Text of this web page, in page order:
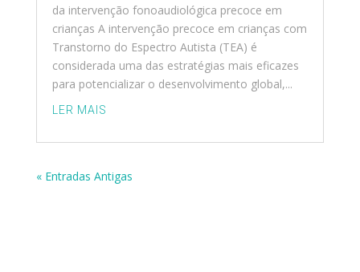
da intervenção fonoaudiológica precoce em
crianças A intervenção precoce em crianças com
Transtorno do Espectro Autista (TEA) é
considerada uma das estratégias mais eficazes
para potencializar o desenvolvimento global,...
LER MAIS
« Entradas Antigas